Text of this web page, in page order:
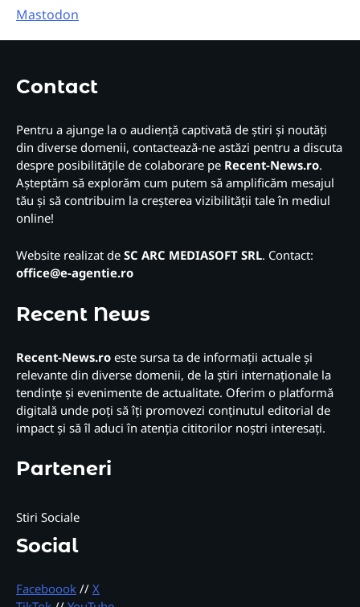
Mastodon
Contact
Pentru a ajunge la o audiență captivată de știri și noutăți
din diverse domenii, contactează-ne astăzi pentru a discuta
despre posibilitățile de colaborare pe Recent-News.ro.
Așteptăm să explorăm cum putem să amplificăm mesajul
tău și să contribuim la creșterea vizibilității tale în mediul
online!
Website realizat de SC ARC MEDIASOFT SRL. Contact:
office@e-agentie.ro
Recent News
Recent-News.ro este sursa ta de informații actuale și
relevante din diverse domenii, de la știri internaționale la
tendințe și evenimente de actualitate. Oferim o platformă
digitală unde poți să îți promovezi conținutul editorial de
impact și să îl aduci în atenția cititorilor noștri interesați.
Parteneri
Stiri Sociale
Social
Faceboook // X